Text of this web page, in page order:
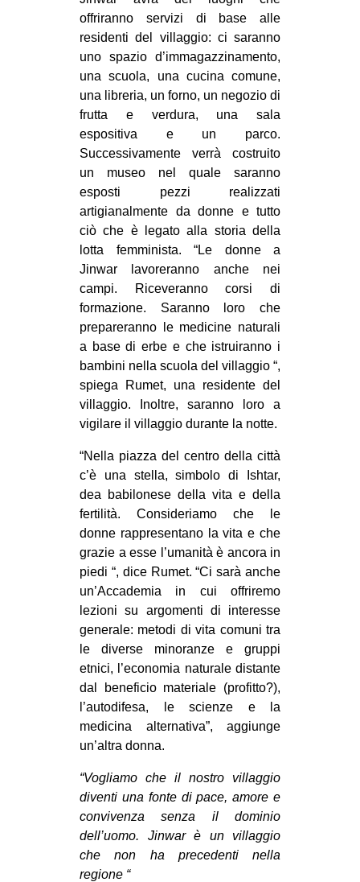
offriranno servizi di base alle
residenti del villaggio: ci saranno
uno spazio d’immagazzinamento,
una scuola, una cucina comune,
una libreria, un forno, un negozio di
frutta e verdura, una sala
espositiva e un parco.
Successivamente verrà costruito
un museo nel quale saranno
esposti pezzi realizzati
artigianalmente da donne e tutto
ciò che è legato alla storia della
lotta femminista. “Le donne a
Jinwar lavoreranno anche nei
campi. Riceveranno corsi di
formazione. Saranno loro che
prepareranno le medicine naturali
a base di erbe e che istruiranno i
bambini nella scuola del villaggio “,
spiega Rumet, una residente del
villaggio. Inoltre, saranno loro a
vigilare il villaggio durante la notte.
“Nella piazza del centro della città
c’è una stella, simbolo di Ishtar,
dea babilonese della vita e della
fertilità. Consideriamo che le
donne rappresentano la vita e che
grazie a esse l’umanità è ancora in
piedi “, dice Rumet. “Ci sarà anche
un’Accademia in cui offriremo
lezioni su argomenti di interesse
generale: metodi di vita comuni tra
le diverse minoranze e gruppi
etnici, l’economia naturale distante
dal beneficio materiale (profitto?),
l’autodifesa, le scienze e la
medicina alternativa”, aggiunge
un’altra donna.
“Vogliamo che il nostro villaggio
diventi una fonte di pace, amore e
convivenza senza il dominio
dell’uomo. Jinwar è un villaggio
che non ha precedenti nella
regione “